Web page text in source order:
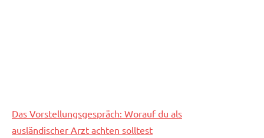
Das Vorstellungsgespräch: Worauf du als
ausländischer Arzt achten solltest